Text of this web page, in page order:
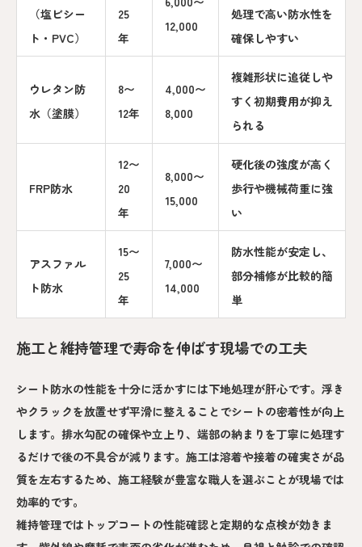
（塩ビシー
ト・PVC）
25
年
12,000
処理で高い防水性を
確保しやすい
ウレタン防
水（塗膜）
8〜
12年
4,000〜
8,000
複雑形状に追従しや
すく初期費用が抑え
られる
FRP防水
12〜
20
年
8,000〜
15,000
硬化後の強度が高く
歩行や機械荷重に強
い
アスファル
ト防水
15〜
25
年
7,000〜
14,000
防水性能が安定し、
部分補修が比較的簡
単
施工と維持管理で寿命を伸ばす現場での工夫
シート防水の性能を十分に活かすには下地処理が肝心です。浮き
やクラックを放置せず平滑に整えることでシートの密着性が向上
します。排水勾配の確保や立上り、端部の納まりを丁寧に処理す
るだけで後の不具合が減ります。施工は溶着や接着の確実さが品
質を左右するため、施工経験が豊富な職人を選ぶことが現場では
効率的です。
維持管理ではトップコートの性能確認と定期的な点検が効きま